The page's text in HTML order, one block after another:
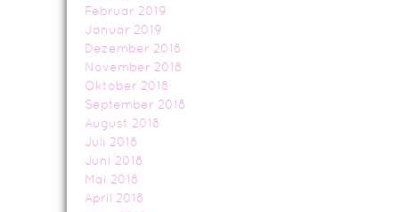
Februar 2019
Januar 2019
Dezember 2018
November 2018
Oktober 2018
September 2018
August 2018
Juli 2018
Juni 2018
Mai 2018
April 2018